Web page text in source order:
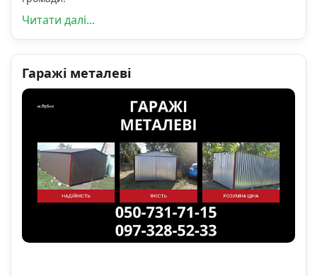
Читати далі...
Гаражі металеві